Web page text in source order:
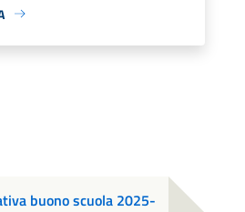
buono scuola 2025-